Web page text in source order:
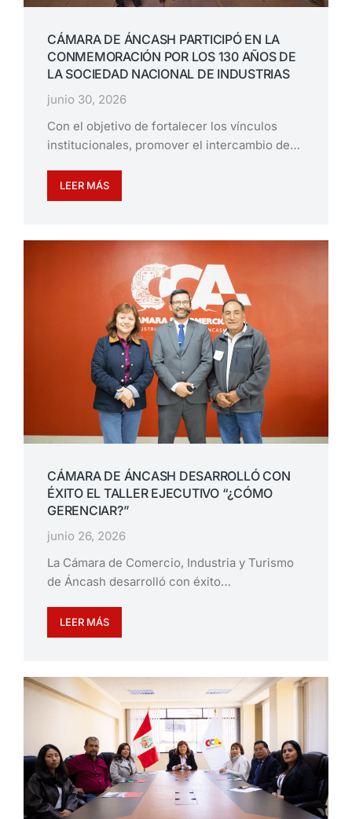
CÁMARA DE ÁNCASH PARTICIPÓ EN LA
CONMEMORACIÓN POR LOS 130 AÑOS DE
LA SOCIEDAD NACIONAL DE INDUSTRIAS
junio 30, 2026
Con el objetivo de fortalecer los vínculos
institucionales, promover el intercambio de…
LEER MÁS
CÁMARA DE ÁNCASH DESARROLLÓ CON
ÉXITO EL TALLER EJECUTIVO “¿CÓMO
GERENCIAR?”
junio 26, 2026
La Cámara de Comercio, Industria y Turismo
de Áncash desarrolló con éxito…
LEER MÁS